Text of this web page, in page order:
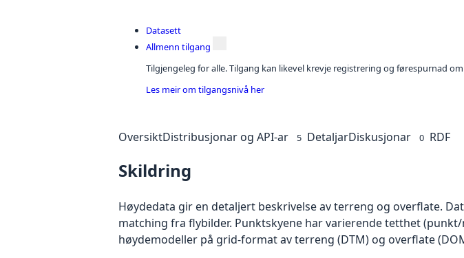
Datasett
Allmenn tilgang
Tilgjengeleg for alle. Tilgang kan likevel krevje registrering og førespurnad
Les meir om tilgangsnivå her
OversiktDistribusjonar og API-ar 5 DetaljarDiskusjonar 0 RDF
Skildring
Høydedata gir en detaljert beskrivelse av terreng og overflate.
matching fra flybilder. Punktskyene har varierende tetthet
høydemodeller på grid-format av terreng (DTM) og overflate